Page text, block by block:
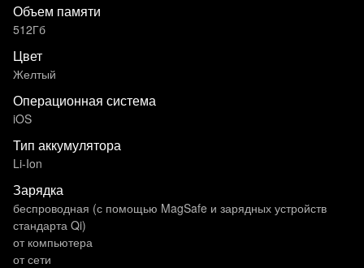
Объем памяти
512Гб
Цвет
Желтый
Операционная система
iOS
Тип аккумулятора
Li-Ion
Зарядка
беспроводная (с помощью MagSafe и зарядных устройств
стандарта Qi)
от компьютера
от сети